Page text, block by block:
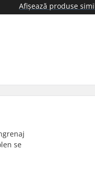
Afișează produse
se